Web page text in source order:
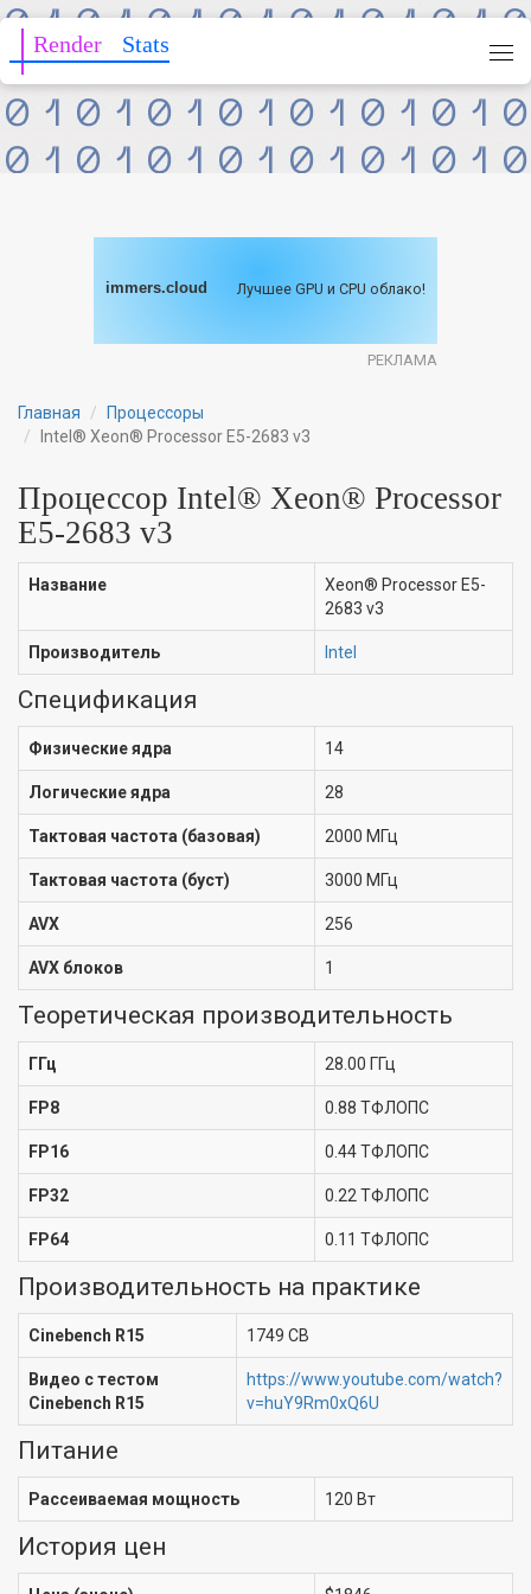
Render Stats
immers.cloud Лучшее GPU и CPU облако!
РЕКЛАМА
Главная
Процессоры
Intel® Xeon® Processor E5-2683 v3
Процессор Intel® Xeon® Processor
E5-2683 v3
Название
Xeon® Processor E5-
2683 v3
Производитель Intel
Спецификация
Физические ядра 14
Логические ядра 28
Тактовая частота (базовая) 2000 МГц
Тактовая частота (буст) 3000 МГц
AVX 256
AVX блоков 1
Теоретическая производительность
ГГц 28.00 ГГц
FP8 0.88 ТФЛОПС
FP16 0.44 ТФЛОПС
FP32 0.22 ТФЛОПС
FP64 0.11 ТФЛОПС
Производительность на практике
Cinebench R15 1749 CB
Видео с тестом
Cinebench R15
https://www.youtube.com/watch?
v=huY9Rm0xQ6U
Питание
Рассеиваемая мощность 120 Вт
История цен